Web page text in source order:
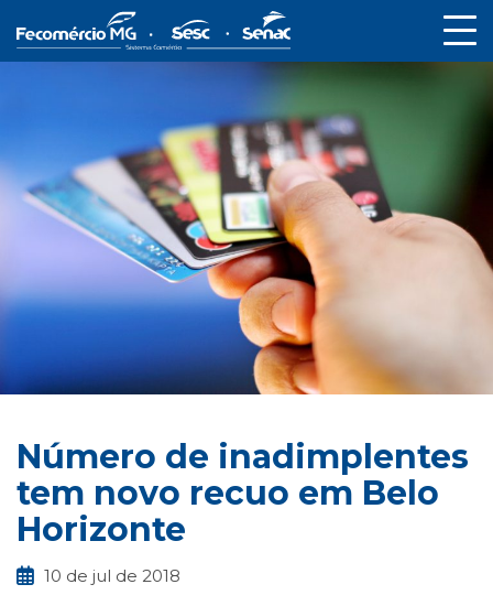
Número de inadimplentes
tem novo recuo em Belo
Horizonte
10 de jul de 2018